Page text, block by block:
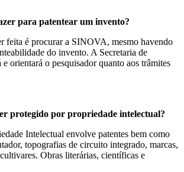
para patentear um invento?
feita é procurar a SINOVA, mesmo havendo
do invento. A Secretaria de
e orientará o pesquisador quanto aos trâmites
protegido por propriedade intelectual?
Intelectual envolve patentes bem como
topografias de circuito integrado, marcas,
Obras literárias, científicas e